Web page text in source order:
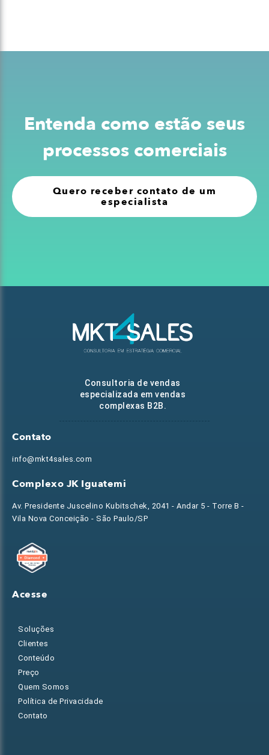
Entenda como estão seus
processos comerciais
Quero receber contato de um
especialista
Consultoria de vendas
especializada em vendas
complexas B2B.
Contato
info@mkt4sales.com
Complexo JK Iguatemi
Av. Presidente Juscelino Kubitschek, 2041 - Andar 5 - Torre B -
Vila Nova Conceição - São Paulo/SP
Acesse
Soluções
Clientes
Conteúdo
Preço
Quem Somos
Política de Privacidade
Contato